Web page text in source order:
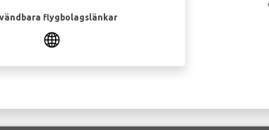
flygbolagslänkar